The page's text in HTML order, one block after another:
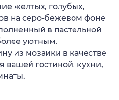
желтых, голубых,
на серо-бежевом фоне
в пастельной
уютным.
из мозаики в качестве
вашей гостиной, кухни,